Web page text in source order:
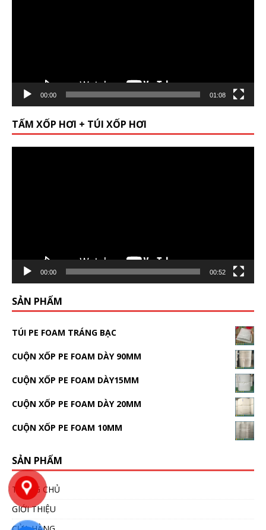
00:00 01:08
TẤM XỐP HƠI + TÚI XỐP HƠI
00:00 00:52
SẢN PHẨM
TÚI PE FOAM TRÁNG BẠC
CUỘN XỐP PE FOAM DÀY 90MM
CUỘN XỐP PE FOAM DÀY15MM
CUỘN XỐP PE FOAM DÀY 20MM
CUỘN XỐP PE FOAM 10MM
SẢN PHẨM
TRANG CHỦ
GIỚI THIỆU